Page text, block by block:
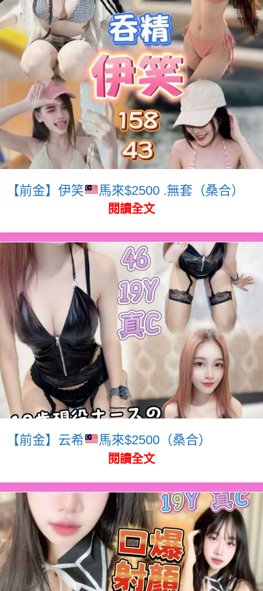
【前金】伊笑 馬來$2500 .無套（桑合）
閱讀全文
【前金】云希 馬來$2500（桑合）
閱讀全文